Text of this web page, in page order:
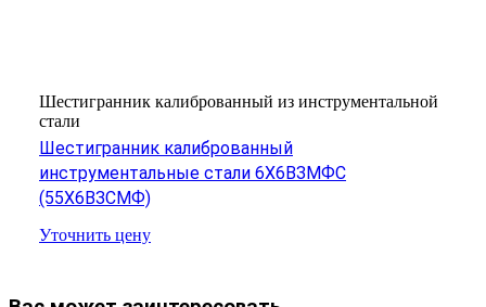
Шестигранник калиброванный из инструментальной
стали
Шестигранник калиброванный
инструментальные стали 6Х6ВЗМФС
(55Х6ВЗСМФ)
Уточнить цену